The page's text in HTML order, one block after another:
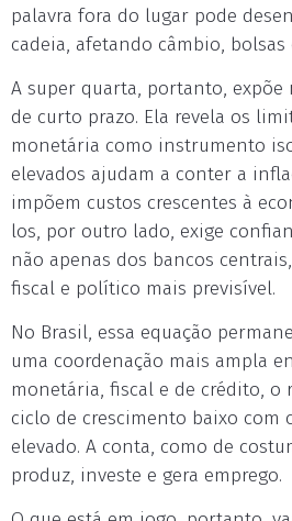
palavra fora do lugar pode
cadeia, afetando câmbio,
A super quarta, portanto, expõe
de curto prazo. Ela revela os
monetária como instrumento
elevados ajudam a conter a
impõem custos crescentes à
los, por outro lado, exige
não apenas dos bancos
fiscal e político mais previsível.
No Brasil, essa equação
uma coordenação mais ampla
monetária, fiscal e de crédito, o
ciclo de crescimento baixo com
elevado. A conta, como de
produz, investe e gera emprego.